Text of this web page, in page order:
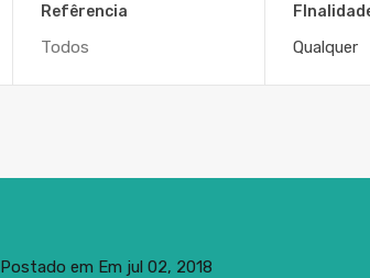
Refêrencia
Qualquer
Postado em Em jul 02, 2018